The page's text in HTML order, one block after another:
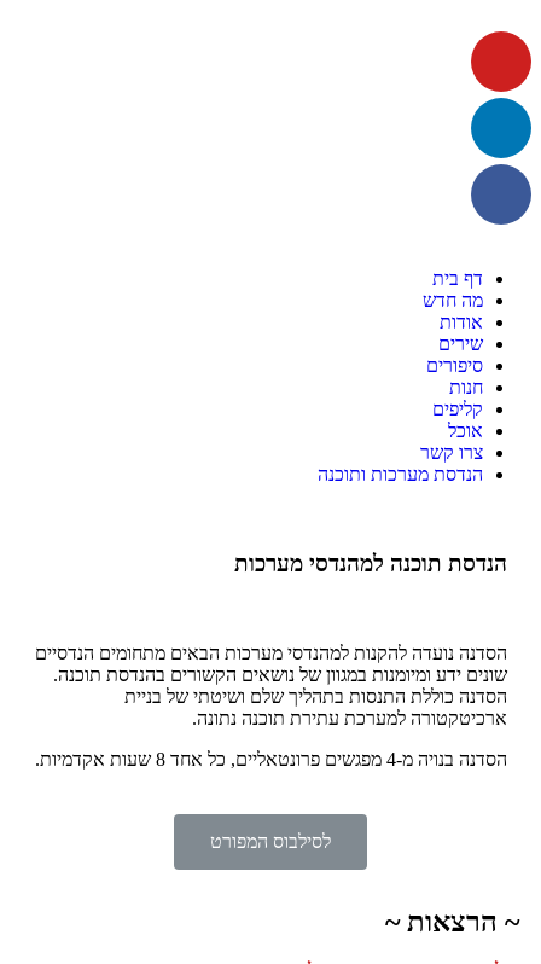
דף בית
מה חדש
אודות
שירים
סיפורים
חנות
קליפים
אוכל
צרו קשר
הנדסת מערכות ותוכנה
הנדסת תוכנה למהנדסי מערכות
הסדנה נועדה להקנות למהנדסי מערכות הבאים מתחומים הנדסיים
שונים ידע ומיומנות במגוון של נושאים הקשורים בהנדסת תוכנה.
הסדנה כוללת התנסות בתהליך שלם ושיטתי של בניית
ארכיטקטורה למערכת עתירת תוכנה נתונה.
הסדנה בנויה מ-4
מפגשים פרונטאליים, כל אחד 8 שעות אקדמיות.
לסילבוס המפורט
~ הרצאות ~